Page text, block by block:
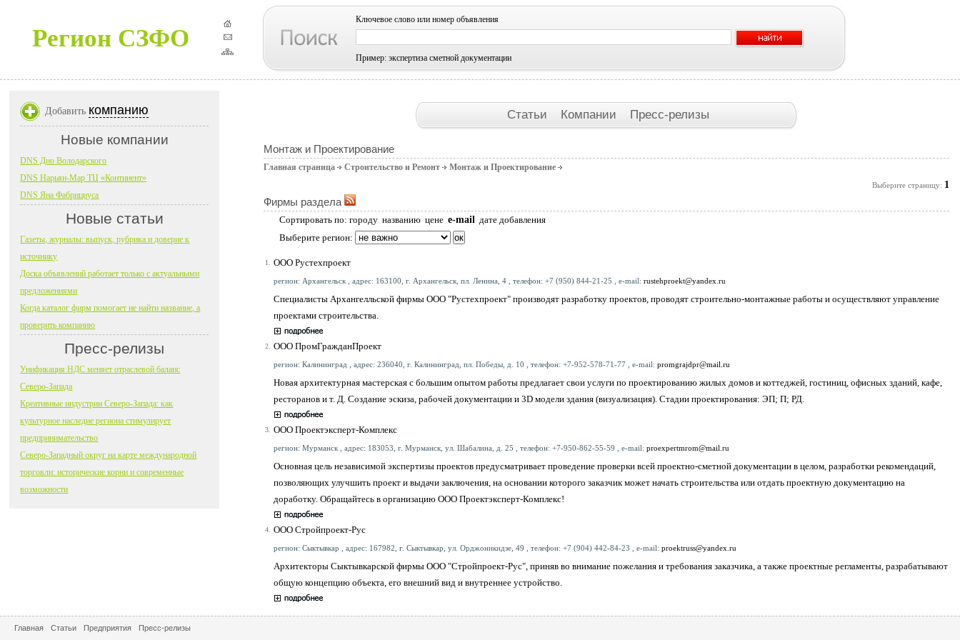
Регион СЗФО
Ключевое слово или номер объявления
Пример: экспертиза сметной документации
Статьи Компании Пресс-релизы
Монтаж и Проектирование
Главная страница Строительство и Ремонт Монтаж и Проектирование
Выберите страницу: 1
Фирмы раздела
Сортировать по: городу названию цене e-mail дате добавления
Выберите регион:
1. ООО Рустехпроект
регион: Архангельск , адрес: 163100, г. Архангельск, пл. Ленина, 4 , телефон: +7 (950) 844-21-25 , e-mail: rustehproekt@yandex.ru
Специалисты Архангелльской фирмы ООО "Рустехпроект" производят разработку проектов, проводят строительно-монтажные работы и осуществляют управление
проектами строительства.
2. ООО ПромГражданПроект
регион: Калининград , адрес: 236040, г. Калининград, пл. Победы, д. 10 , телефон: +7-952-578-71-77 , e-mail: promgrajdpr@mail.ru
Новая архитектурная мастерская с большим опытом работы предлагает свои услуги по проектированию жилых домов и коттеджей, гостиниц, офисных зданий, кафе,
ресторанов и т. Д. Создание эскиза, рабочей документации и 3D модели здания (визуализация). Стадии проектирования: ЭП; П; РД.
3. ООО Проектэксперт-Комплекс
регион: Мурманск , адрес: 183053, г. Мурманск, ул. Шабалина, д. 25 , телефон: +7-950-862-55-59 , e-mail: proexpertmrom@mail.ru
Основная цель независимой экспертизы проектов предусматривает проведение проверки всей проектно-сметной документации в целом, разработки рекомендаций,
позволяющих улучшить проект и выдачи заключения, на основании которого заказчик может начать строительства или отдать проектную документацию на
доработку. Обращайтесь в организацию ООО Проектэксперт-Комплекс!
4. ООО Стройпроект-Рус
регион: Сыктывкар , адрес: 167982, г. Сыктывкар, ул. Орджоникидзе, 49 , телефон: +7 (904) 442-84-23 , e-mail: proektruss@yandex.ru
Архитекторы Сыктывкарской фирмы ООО "Стройпроект-Рус", приняв во внимание пожелания и требования заказчика, а также проектные регламенты, разрабатывают
общую концепцию объекта, его внешний вид и внутреннее устройство.
Добавить компанию
Новые компании
DNS Дно Володарского
DNS Нарьян-Мар ТЦ «Континент»
DNS Яна Фабрициуса
Новые статьи
Газеты, журналы: выпуск, рубрика и доверие к
источнику
Доска объявлений работает только с актуальными
предложениями
Когда каталог фирм помогает не найти название, а
проверить компанию
Пресс-релизы
Унификация НДС меняет отраслевой баланс
Северо-Запада
Креативные индустрии Северо-Запада: как
культурное наследие региона стимулирует
предпринимательство
Северо-Западный округ на карте международной
торговли: исторические корни и современные
возможности
Главная Статьи Предприятия Пресс-релизы